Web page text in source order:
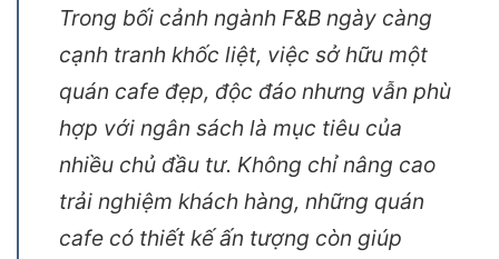
Trong bối cảnh ngành F&B ngày càng
cạnh tranh khốc liệt, việc sở hữu một
quán cafe đẹp, độc đáo nhưng vẫn phù